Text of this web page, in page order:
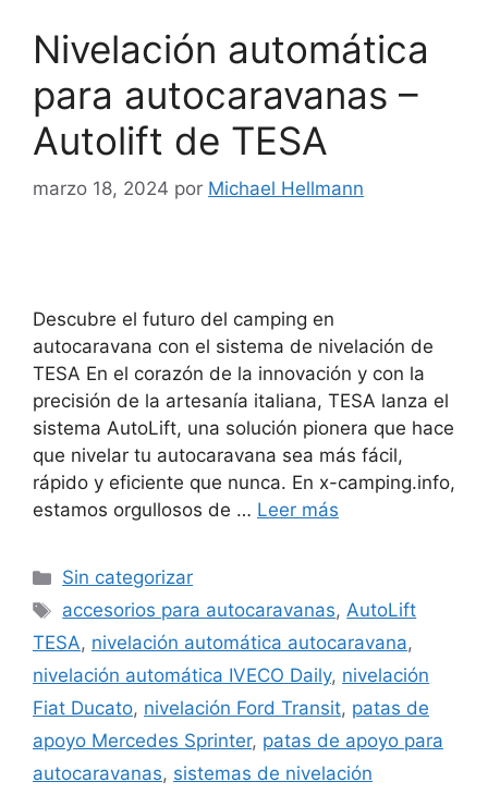
Nivelación automática
para autocaravanas –
Autolift de TESA
marzo 18, 2024 por Michael Hellmann
Descubre el futuro del camping en
autocaravana con el sistema de nivelación de
TESA En el corazón de la innovación y con la
precisión de la artesanía italiana, TESA lanza el
sistema AutoLift, una solución pionera que hace
que nivelar tu autocaravana sea más fácil,
rápido y eficiente que nunca. En x-camping.info,
estamos orgullosos de … Leer más
Categorías
Sin categorizar
Etiquetas
accesorios para autocaravanas,AutoLift
TESA, nivelación automática autocaravana,
nivelación automática IVECO Daily, nivelación
Fiat Ducato, nivelación Ford Transit, patas de
apoyo Mercedes Sprinter, patas de apoyo para
autocaravanas, sistemas de nivelación